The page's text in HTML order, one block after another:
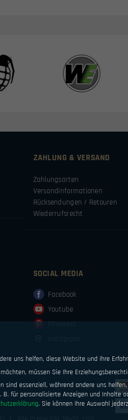
ZAHLUNG & VERSAND
Zahlungsarten
Versandinformationen
Rücksendungen / Retouren
Wiederrufsrecht
SOCIAL MEDIA
Facebook
Youtube
Pinterest
uns helfen, diese Website und Ihre
müssen Sie Ihre
essenziell, während andere uns
für personalisierte Anzeigen und Inhalte
. Sie können Ihre Auswahl